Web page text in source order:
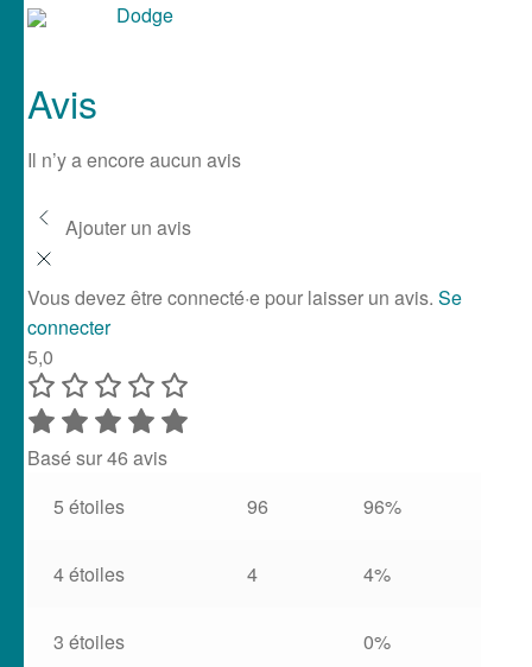
Dodge
Avis
Il n’y a encore aucun avis
Ajouter un avis
Vous devez être connecté·e pour laisser un avis. Se
connecter
5,0
Basé sur 46 avis
5 étoiles
96 96%
4 étoiles 4 4%
3 étoiles 0%